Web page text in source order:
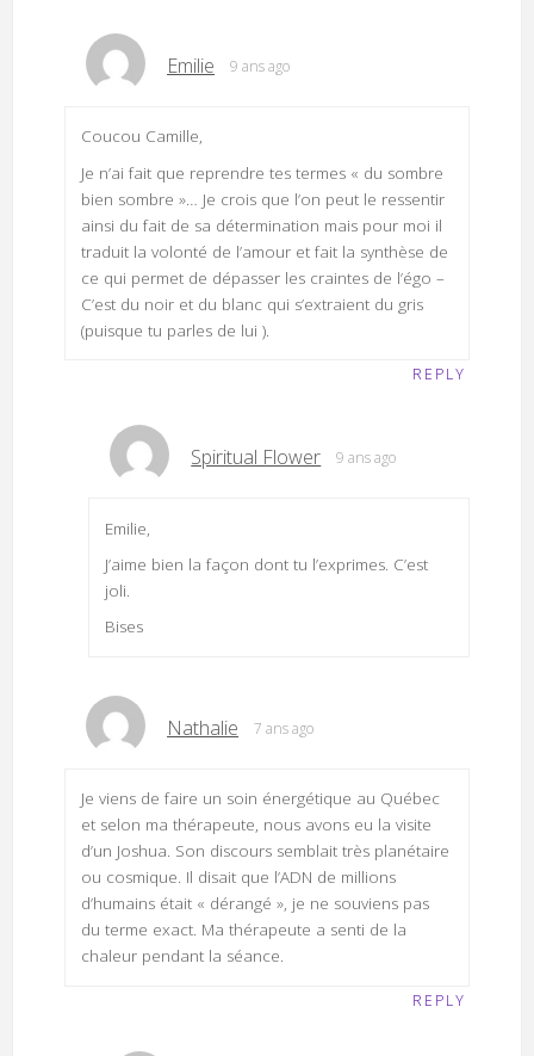
Emilie 9 ans ago
Coucou Camille,
Je n’ai fait que reprendre tes termes « du sombre
bien sombre »… Je crois que l’on peut le ressentir
ainsi du fait de sa détermination mais pour moi il
traduit la volonté de l’amour et fait la synthèse de
ce qui permet de dépasser les craintes de l’égo –
C’est du noir et du blanc qui s’extraient du gris
(puisque tu parles de lui ).
REPLY
Spiritual Flower 9 ans ago
Emilie,
J’aime bien la façon dont tu l’exprimes. C’est
joli.
Bises
Nathalie 7 ans ago
Je viens de faire un soin énergétique au Québec
et selon ma thérapeute, nous avons eu la visite
d’un Joshua. Son discours semblait très planétaire
ou cosmique. Il disait que l’ADN de millions
d’humains était « dérangé », je ne souviens pas
du terme exact. Ma thérapeute a senti de la
chaleur pendant la séance.
REPLY